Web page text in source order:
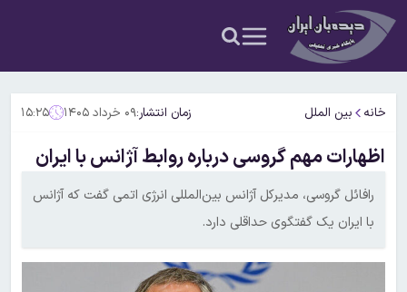
خانه بین الملل زمان انتشار:۰۹ خرداد ۱۴۰۵ ۱۵:۲۵
اظهارات مهم گروسی درباره روابط آژانس با ایران
رافائل گروسی، مدیرکل آژانس بین‌المللی انرژی اتمی گفت که آژانس
با ایران یک گفتگوی حداقلی دارد.